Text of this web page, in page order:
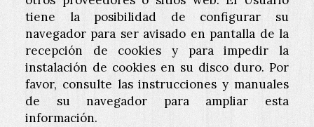
tiene la posibilidad de configurar su
navegador para ser avisado en pantalla de la
recepción de cookies y para impedir la
instalación de cookies en su disco duro. Por
favor, consulte las instrucciones y manuales
de su navegador para ampliar esta
información.